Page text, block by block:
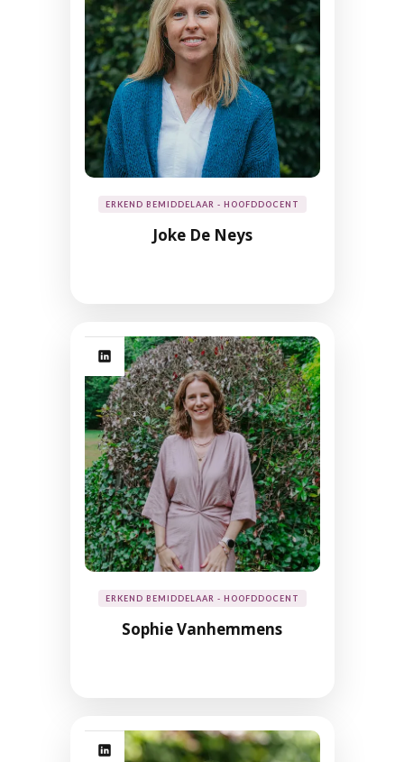
ERKEND BEMIDDELAAR - HOOFDDOCENT
Joke De Neys
ERKEND BEMIDDELAAR - HOOFDDOCENT
Sophie Vanhemmens